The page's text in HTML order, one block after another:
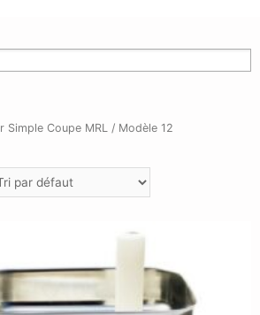
Simple Coupe MRL / Modèle 12